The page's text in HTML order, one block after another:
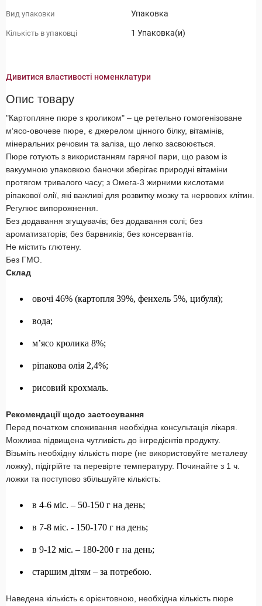
Вид упаковки Упаковка
Кількість в упаковці 1 Упаковка(и)
Дивитися властивості номенклатури
Опис товару
"Картопляне пюре з кроликом" – це ретельно гомогенізоване
м‘ясо-овочеве пюре, є джерелом цінного білку, вітамінів,
мінеральних речовин та заліза, що легко засвоюється.
Пюре готують з використанням гарячої пари, що разом із
вакуумною упаковкою баночки зберігає природні вітаміни
протягом тривалого часу; з Омега-3 жирними кислотами
ріпакової олії, які важливі для розвитку мозку та нервових клітин.
Регулює випорожнення.
Без додавання згущувачів; без додавання солі; без
ароматизаторів; без барвників; без консервантів.
Не містить глютену.
Без ГМО.
Склад
овочі 46% (картопля 39%, фенхель 5%, цибуля);
вода;
м’ясо кролика 8%;
ріпакова олія 2,4%;
рисовий крохмаль.
Рекомендації щодо застосування
Перед початком споживання необхідна консультація лікаря.
Можлива підвищена чутливість до інгредієнтів продукту.
Візьміть необхідну кількість пюре (не використовуйте металеву
ложку), підігрійте та перевірте температуру. Починайте з 1 ч.
ложки та поступово збільшуйте кількість:
в 4-6 міс. – 50-150 г на день;
в 7-8 міс. - 150-170 г на день;
в 9-12 міс. – 180-200 г на день;
старшим дітям – за потребою.
Наведена кількість є орієнтовною, необхідна кількість пюре